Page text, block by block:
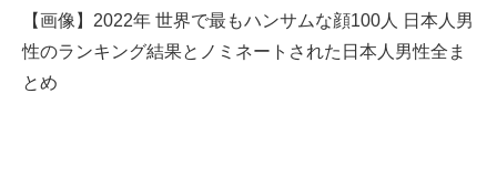
【画像】2022年 世界で最もハンサムな顔100人 日本人男
性のランキング結果とノミネートされた日本人男性全ま
とめ